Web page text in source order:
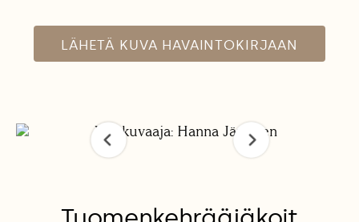
LÄHETÄ KUVA HAVAINTOKIRJAAN